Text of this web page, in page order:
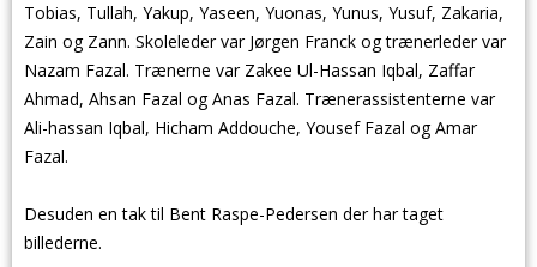
Tobias, Tullah, Yakup, Yaseen, Yuonas, Yunus, Yusuf, Zakaria,
Zain og Zann. Skoleleder var Jørgen Franck og trænerleder var
Nazam Fazal. Trænerne var Zakee Ul-Hassan Iqbal, Zaffar
Ahmad, Ahsan Fazal og Anas Fazal. Trænerassistenterne var
Ali-hassan Iqbal, Hicham Addouche, Yousef Fazal og Amar
Fazal.
Desuden en tak til Bent Raspe-Pedersen der har taget
billederne.